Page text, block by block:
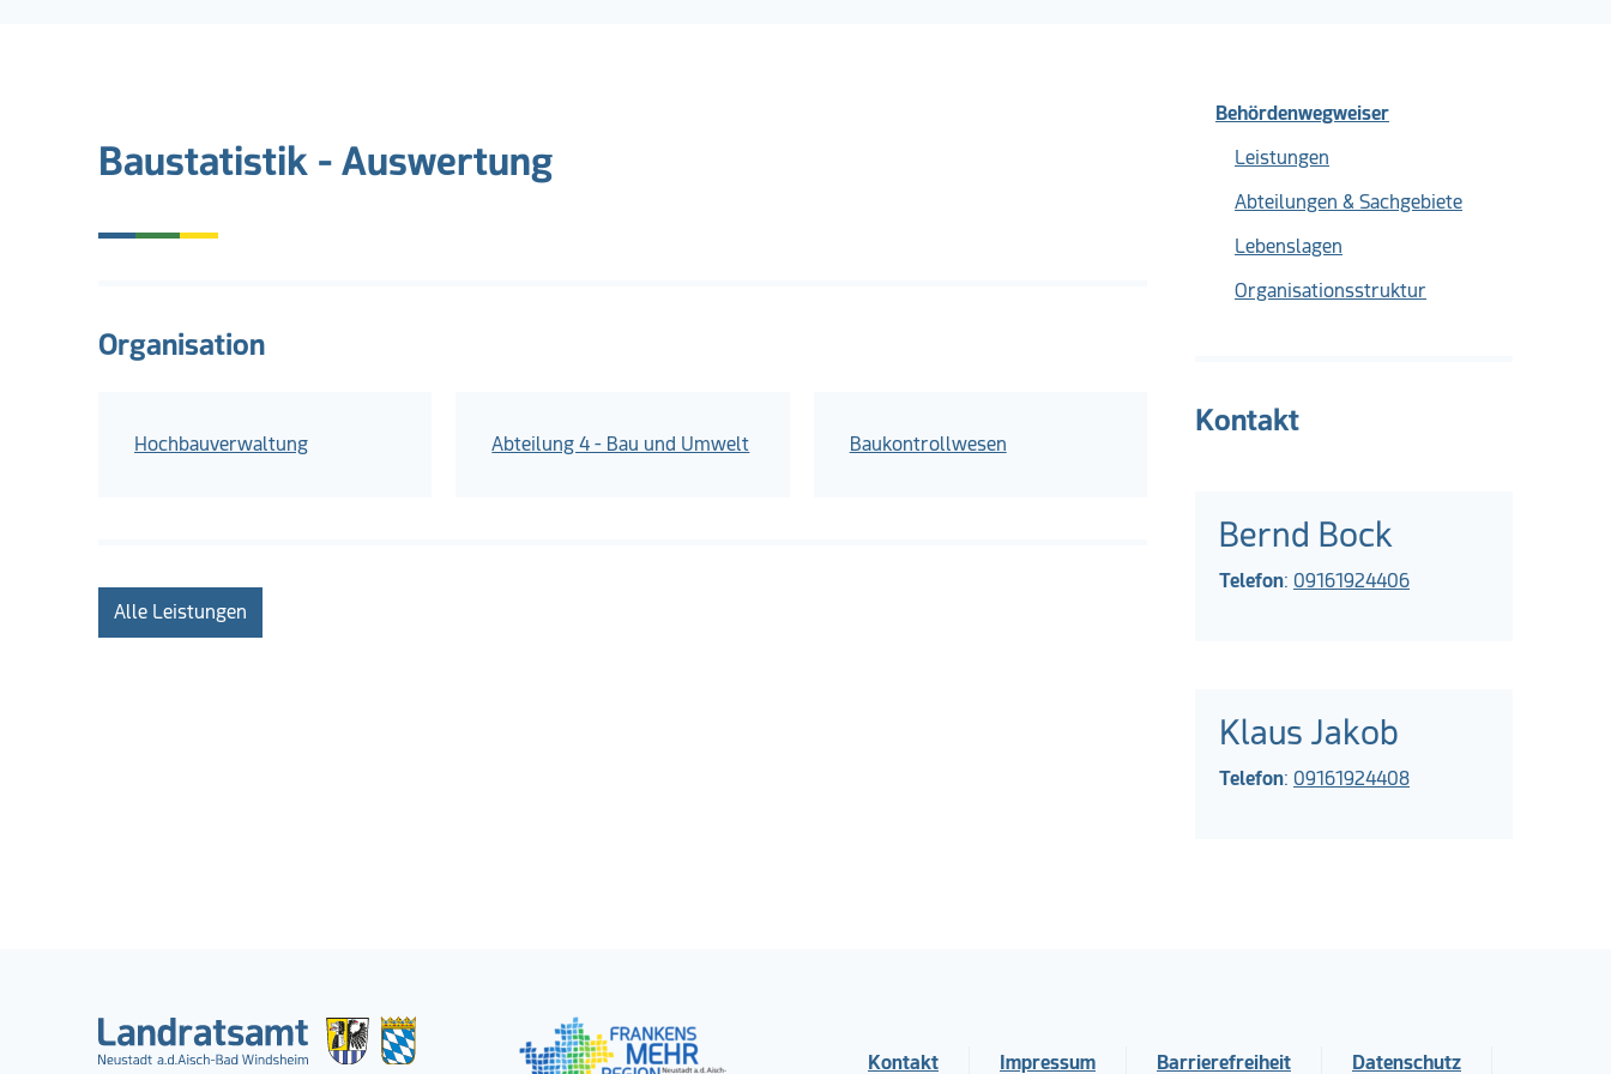
Baustatistik - Auswertung
Organisation
Hochbauverwaltung Abteilung 4 - Bau und Umwelt Baukontrollwesen
Alle Leistungen
Behördenwegweiser
Leistungen
Abteilungen & Sachgebiete
Lebenslagen
Organisationsstruktur
Kontakt
Bernd Bock
Telefon: 09161924406
Klaus Jakob
Telefon: 09161924408
Kontakt Impressum Barrierefreiheit Datenschutz